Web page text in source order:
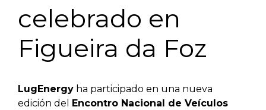
celebrado en
Figueira da Foz
LugEnergy ha participado en una nueva
edición del
Encontro Nacional de Veículos